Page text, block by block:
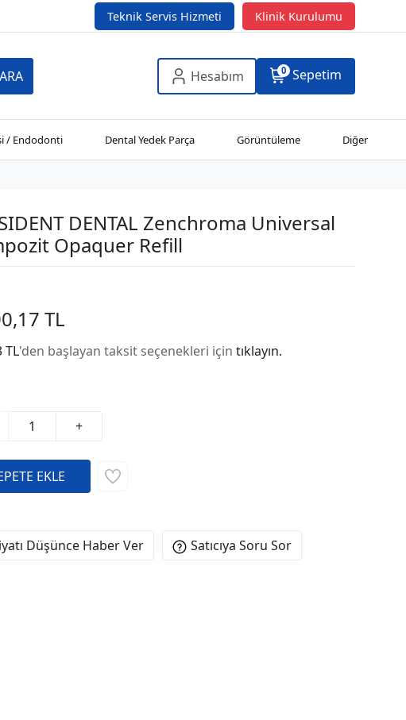
Teknik Servis Hizmeti Klinik Kurulumu
ARA Hesabım 0 Sepetim
/ Endodonti Dental Yedek Parça Görüntüleme Diğer
DENTAL Zenchroma Universal
Opaquer Refill
TL
TL'den başlayan taksit seçenekleri içintıklayın.
+
Düşünce Haber Ver Satıcıya Soru Sor